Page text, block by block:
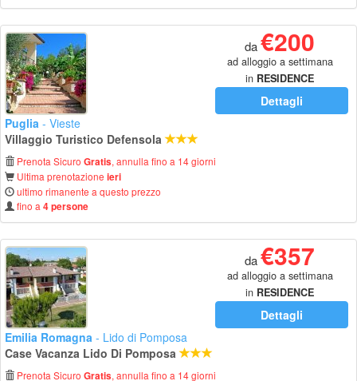
da€200
ad alloggio a settimana
in RESIDENCE
Dettagli
Puglia - Vieste
Villaggio Turistico Defensola
Prenota Sicuro Gratis, annulla fino a 14 giorni
Ultima prenotazione ieri
ultimo rimanente a questo prezzo
fino a 4 persone
da€357
ad alloggio a settimana
in RESIDENCE
Dettagli
Emilia Romagna - Lido di Pomposa
Case Vacanza Lido Di Pomposa
Prenota Sicuro Gratis, annulla fino a 14 giorni